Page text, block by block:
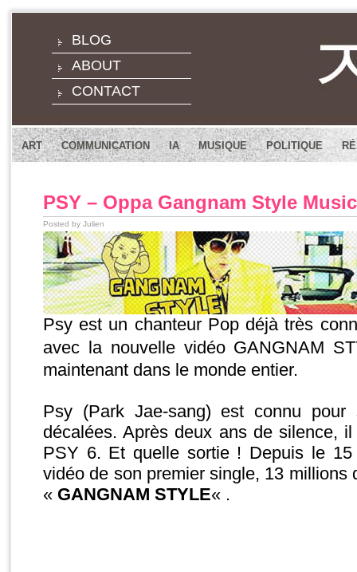
BLOG
ABOUT
CONTACT
ART COMMUNICATION IA MUSIQUE POLITIQUE
PSY – Oppa Gangnam Style
Posted by Julien
Psy est un chanteur Pop déjà très
avec la nouvelle vidéo GANGNAM
maintenant dans le monde entier.
Psy (Park Jae-sang) est connu pour
décalées. Après deux ans de silence,
PSY 6. Et quelle sortie ! Depuis le
vidéo de son premier single, 13 millions
« GANGNAM STYLE« .